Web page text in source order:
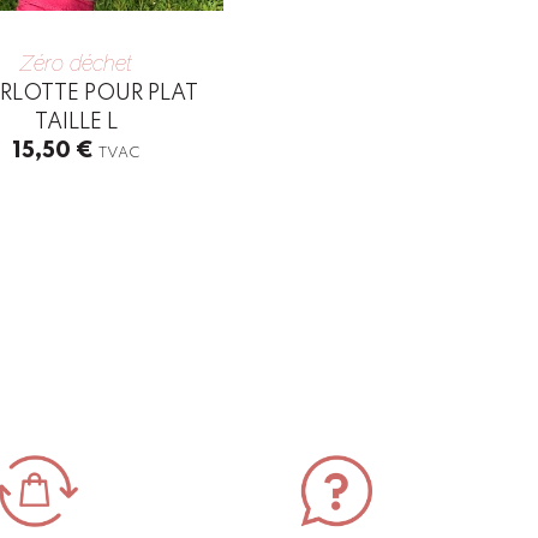
Zéro déchet
POUR PLAT
TAILLE L
15,50 € TVAC